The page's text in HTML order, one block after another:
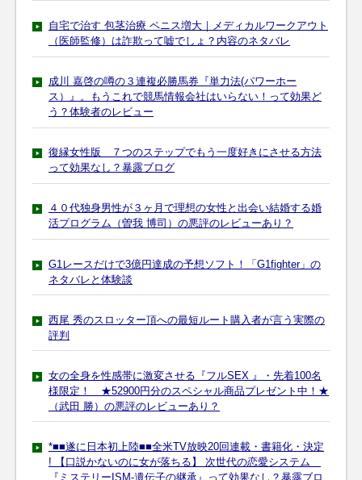
自宅で治す 包茎治療 ペニス増大｜メディカルワークアウト
（医師監修）は詐欺って嘘でしょ？内容のネタバレ
成川 嘉啓の噂の３連複必勝馬券『単力法(パワーホー
ス）』。もうこれで競馬情報会社はいらない！って効果ど
う？体験者のレビュー
復縁女性版 ７つのステップでもう一度好きにさせる方法
って効果なし？暴露ブログ
４０代独身男性が３ヶ月で理想の女性と出会い結婚する婚
活プログラム（曽我 博司）の悪評のレビューあり？
G1レースだけで3億円達成の予想ソフト！「G1fighter」の
ネタバレと体験談
西尾 秀のスロッター頂への最短ルート購入者が言う実際の
評判
女の全身を性感帯に激変させる『フルSEX 』・先着100名
様限定！ ★52900円分のスペシャル商品プレゼント中！★
（武田 勝）の悪評のレビューあり？
*■■遂に日本初上陸■■全米TV放映20回連載・書籍化・決定
! 【口説かないのに女が落ちる】 次世代の恋愛システム
『ミステリーISM-遺伝子の継承』って効果なし？暴露ブロ